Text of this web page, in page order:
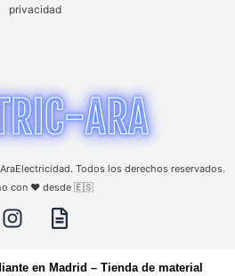
privacidad
Todos los derechos reservados.
con ❤️ desde 🇪🇸
en Madrid – Tienda de material